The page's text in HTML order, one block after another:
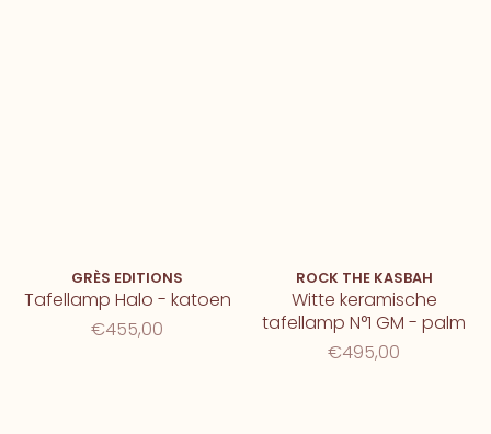
GRÈS EDITIONS
Tafellamp Halo - katoen
€455,00
ROCK THE KASBAH
Witte keramische
tafellamp N°1 GM - palm
€495,00